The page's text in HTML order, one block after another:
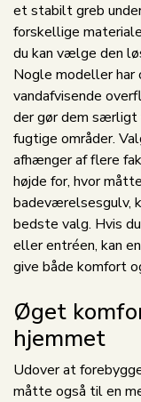
et stabilt greb
forskellige
du kan vælge den
Nogle modeller har
vandafvisende
der gør dem
fugtige områder.
afhænger af flere
højde for, hvor
badeværelsesgulv,
bedste valg. Hvis
eller entréen, kan
give både komfort
Øget
hjemmet
Udover at
måtte også til en